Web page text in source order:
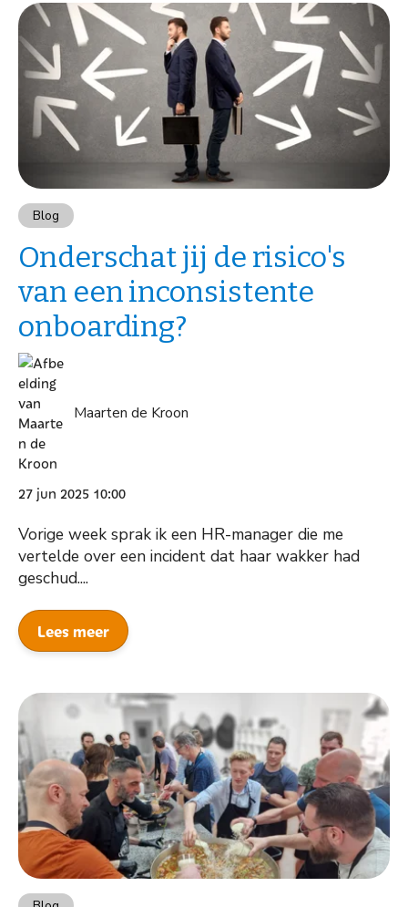
Blog
Onderschat jij de risico's
van een inconsistente
onboarding?
Maarten de Kroon
27 jun 2025 10:00
Vorige week sprak ik een HR-manager die me
vertelde over een incident dat haar wakker had
geschud....
Lees meer